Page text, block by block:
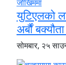
युटिएलको
अर्बौं
सोमबार, २५